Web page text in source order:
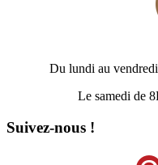
Du lundi au
Le samedi de
Suivez-nous !